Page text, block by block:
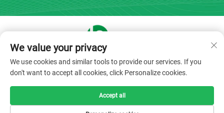
Bản quyền © 2025 bởi Công ty TNHH Thiết bị Y tế Thượng Hải
Bojin -Chính sách bảo mật
We value your privacy
We use cookies and similar tools to provide our services. If you
don't want to accept all cookies, click Personalize cookies.
Accept all